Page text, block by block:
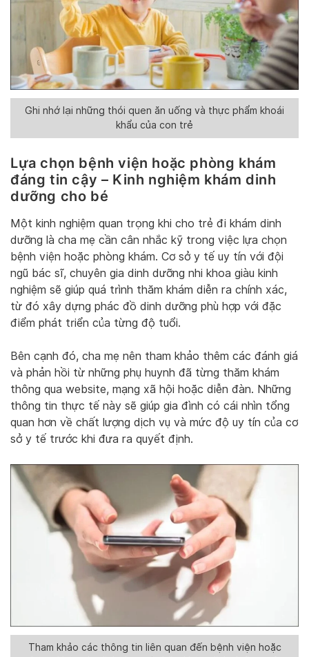
Ghi nhớ lại những thói quen ăn uống và thực phẩm khoái
khẩu của con trẻ
Lựa chọn bệnh viện hoặc phòng khám
đáng tin cậy – Kinh nghiệm khám dinh
dưỡng cho bé
Một kinh nghiệm quan trọng khi cho trẻ đi khám dinh
dưỡng là cha mẹ cần cân nhắc kỹ trong việc lựa chọn
bệnh viện hoặc phòng khám. Cơ sở y tế uy tín với đội
ngũ bác sĩ, chuyên gia dinh dưỡng nhi khoa giàu kinh
nghiệm sẽ giúp quá trình thăm khám diễn ra chính xác,
từ đó xây dựng phác đồ dinh dưỡng phù hợp với đặc
điểm phát triển của từng độ tuổi.
Bên cạnh đó, cha mẹ nên tham khảo thêm các đánh giá
và phản hồi từ những phụ huynh đã từng thăm khám
thông qua website, mạng xã hội hoặc diễn đàn. Những
thông tin thực tế này sẽ giúp gia đình có cái nhìn tổng
quan hơn về chất lượng dịch vụ và mức độ uy tín của cơ
sở y tế trước khi đưa ra quyết định.
Tham khảo các thông tin liên quan đến bệnh viện hoặc